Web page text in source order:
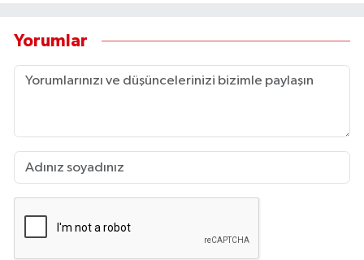
Yorumlar